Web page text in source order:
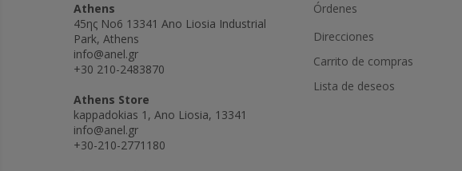
Athens
45ης Νο6 13341 Ano Liosia Industrial
Park, Athens
info@anel.gr
+30 210-2483870
Athens Store
kappadokias 1, Ano Liosia, 13341
info@anel.gr
+30-210-2771180
Órdenes
Direcciones
Carrito de compras
Lista de deseos